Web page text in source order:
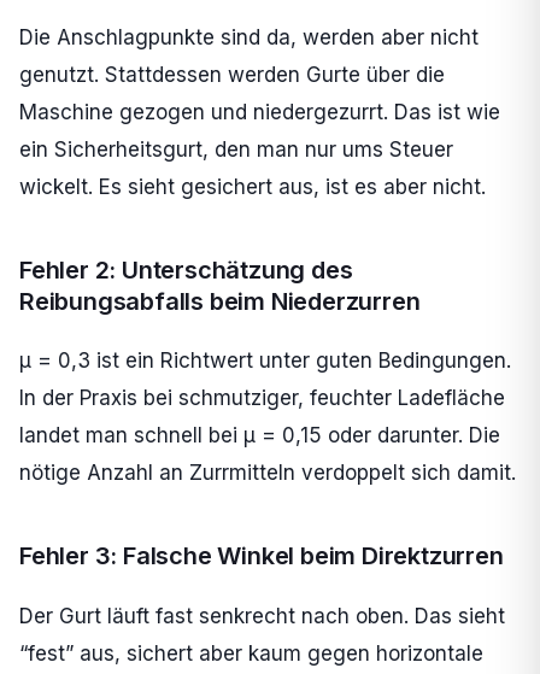
Die Anschlagpunkte sind da, werden aber nicht
genutzt. Stattdessen werden Gurte über die
Maschine gezogen und niedergezurrt. Das ist wie
ein Sicherheitsgurt, den man nur ums Steuer
wickelt. Es sieht gesichert aus, ist es aber nicht.
Fehler 2: Unterschätzung des
Reibungsabfalls beim Niederzurren
µ = 0,3 ist ein Richtwert unter guten Bedingungen.
In der Praxis bei schmutziger, feuchter Ladefläche
landet man schnell bei µ = 0,15 oder darunter. Die
nötige Anzahl an Zurrmitteln verdoppelt sich damit.
Fehler 3: Falsche Winkel beim Direktzurren
Der Gurt läuft fast senkrecht nach oben. Das sieht
“fest” aus, sichert aber kaum gegen horizontale